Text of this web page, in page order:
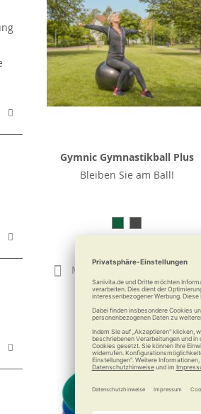
Gymnic Gymnastikball Plus
Bleiben Sie am Ball!
Merken Vergleichen